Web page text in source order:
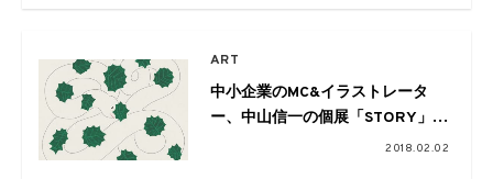
ART
中小企業のMC&イラストレータ
ー、中山信一の個展「STORY」が
2018.02.02